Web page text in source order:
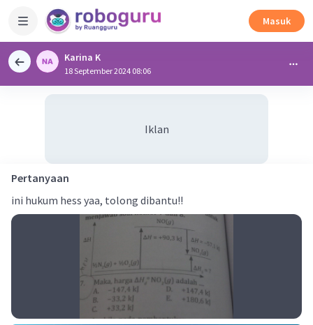
Masuk
Karina K
18 September 2024 08:06
Iklan
Pertanyaan
ini hukum hess yaa, tolong dibantu!!